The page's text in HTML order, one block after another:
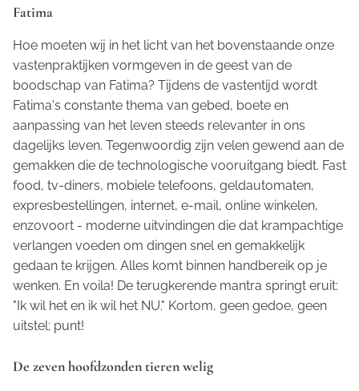
Fatima
Hoe moeten wij in het licht van het bovenstaande onze
vastenpraktijken vormgeven in de geest van de
boodschap van Fatima? Tijdens de vastentijd wordt
Fatima's constante thema van gebed, boete en
aanpassing van het leven steeds relevanter in ons
dagelijks leven. Tegenwoordig zijn velen gewend aan de
gemakken die de technologische vooruitgang biedt. Fast
food, tv-diners, mobiele telefoons, geldautomaten,
expresbestellingen, internet, e-mail, online winkelen,
enzovoort - moderne uitvindingen die dat krampachtige
verlangen voeden om dingen snel en gemakkelijk
gedaan te krijgen. Alles komt binnen handbereik op je
wenken. En voila! De terugkerende mantra springt eruit:
"Ik wil het en ik wil het NU." Kortom, geen gedoe, geen
uitstel; punt!
De zeven hoofdzonden tieren welig